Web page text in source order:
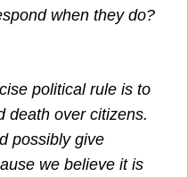
when they do?
political rule is to
death over citizens.
possibly give
we believe it is